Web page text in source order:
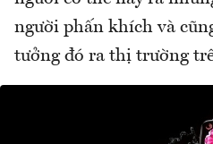
người phấn khích và
tưởng đó ra thị trường